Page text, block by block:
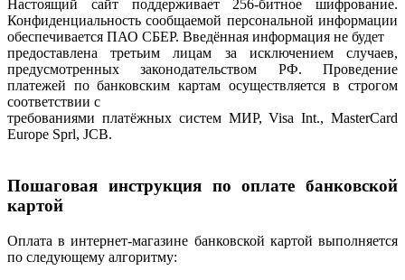
Настоящий сайт поддерживает 256-битное шифрование.
Конфиденциальность сообщаемой персональной информации
обеспечивается ПАО СБЕР. Введённая информация не будет
предоставлена третьим лицам за исключением случаев,
предусмотренных законодательством РФ. Проведение
платежей по банковским картам осуществляется в строгом
соответствии с
требованиями платёжных систем МИР, Visa Int., MasterCard
Europe Sprl, JCB.
Пошаговая инструкция по оплате банковской
картой
Оплата в интернет-магазине банковской картой выполняется
по следующему алгоритму: